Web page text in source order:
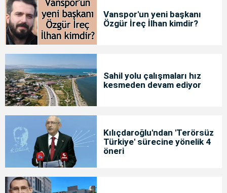
Vanspor'un yeni başkanı
Özgür İreç İlhan kimdir?
Sahil yolu çalışmaları hız
kesmeden devam ediyor
Kılıçdaroğlu'ndan 'Terörsüz
Türkiye' sürecine yönelik 4
öneri